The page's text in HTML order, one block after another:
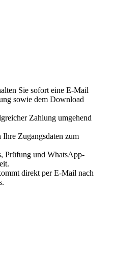
Sie sofort eine E-Mail
sowie dem Download
Zahlung umgehend
Ihre Zugangsdaten zum
Prüfung und WhatsApp-
direkt per E-Mail nach